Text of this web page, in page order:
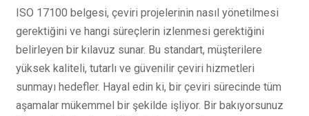
ISO 17100 belgesi, çeviri projelerinin nasıl yönetilmesi
gerektiğini ve hangi süreçlerin izlenmesi gerektiğini
belirleyen bir kılavuz sunar. Bu standart, müşterilere
yüksek kaliteli, tutarlı ve güvenilir çeviri hizmetleri
sunmayı hedefler. Hayal edin ki, bir çeviri sürecinde tüm
aşamalar mükemmel bir şekilde işliyor. Bir bakıyorsunuz